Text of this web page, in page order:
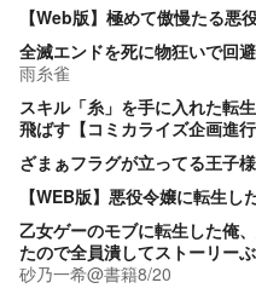
【Web版】極めて傲慢たる悪
全滅エンドを死に物狂いで回
雨糸雀
スキル「糸」を手に入れた転
飛ばす【コミカライズ企画進行
ざまぁフラグが立ってる王子
【WEB版】悪役令嬢に転生
乙女ゲーのモブに転生した俺
たので全員潰してストーリー
砂乃一希@書籍8/20